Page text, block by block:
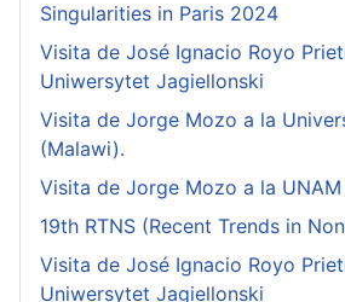
Singularities in Paris 2024
Visita de José Ignacio Royo
Uniwersytet Jagiellonski
Visita de Jorge Mozo a la
(Malawi).
Visita de Jorge Mozo a la UNAM
19th RTNS (Recent Trends in
Visita de José Ignacio Royo
Uniwersytet Jagiellonski